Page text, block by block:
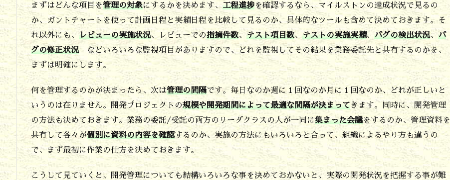
点
2.
ソ
フ
ト
ウ
エ
ア
開
発
まずはどんな項目を管理の対象にするかを決めます、工程進捗を確認するなら、マイルストンの達成状況で見るの
か、ガントチャートを使って計画日程と実績日程を比較して見るのか、具体的なツールも含めて決めておきます。そ
れ以外にも、 レビューの実施状況、レビューでの指摘件数、 テスト項目数、 テストの実施実績、 バグの検出状況、 バ
グの修正状況などいろいろな監視項目がありますので、どれを監視してその結果を業務委託先と共有するのかを、
まずは明確にします。
何を管理するのかが決まったら、次は管理の間隔です。毎日なのか週に１回なのか月に１回なのか、どれが正しいと
いうのは在りません。開発プロジェクトの規模や開発期間によって最適な間隔が決まってきます。同時に、開発管理
の方法も決めておきます。業務の委託/受託の両方のリーダクラスの人が一同に集まった会議をするのか、管理資料を
共有して各々が個別に資料の内容を確認するのか、実施の方法にもいろいろと合って、組織によるやり方も違うの
で、まず最初に作業の仕方を決めておきます。
こうして見ていくと、開発管理についても結構いろいろな事を決めておかないと、実際の開発状況を把握する事が難